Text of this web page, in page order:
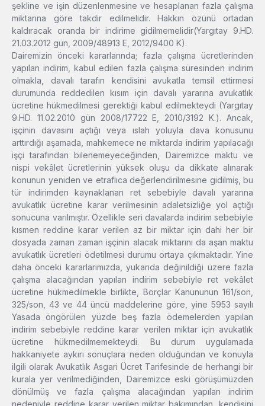
şekline ve işin düzenlenmesine ve hesaplanan fazla çalışma
miktarına göre takdir edilmelidir. Hakkın özünü ortadan
kaldıracak oranda bir indirime gidilmemelidir(Yargıtay 9.HD.
21.03.2012 gün, 2009/48913 E, 2012/9400 K).
Dairemizin önceki kararlarında; fazla çalışma ücretlerinden
yapılan indirim, kabul edilen fazla çalışma süresinden indirim
olmakla, davalı tarafın kendisini avukatla temsil ettirmesi
durumunda reddedilen kısım için davalı yararına avukatlık
ücretine hükmedilmesi gerektiği kabul edilmekteydi (Yargıtay
9.HD. 11.02.2010 gün 2008/17722 E, 2010/3192 K.). Ancak,
işçinin davasını açtığı veya ıslah yoluyla dava konusunu
arttırdığı aşamada, mahkemece ne miktarda indirim yapılacağı
işçi tarafından bilenemeyeceğinden, Dairemizce maktu ve
nispi vekâlet ücretlerinin yüksek oluşu da dikkate alınarak
konunun yeniden ve etraflıca değerlendirilmesine gidilmiş, bu
tür indirimden kaynaklanan ret sebebiyle davalı yararına
avukatlık ücretine karar verilmesinin adaletsizliğe yol açtığı
sonucuna varılmıştır. Özellikle seri davalarda indirim sebebiyle
kısmen reddine karar verilen az bir miktar için dahi her bir
dosyada zaman zaman işçinin alacak miktarını da aşan maktu
avukatlık ücretleri ödetilmesi durumu ortaya çıkmaktadır. Yine
daha önceki kararlarımızda, yukarıda değinildiği üzere fazla
çalışma alacağından yapılan indirim sebebiyle ret vekâlet
ücretine hükmedilmekle birlikte, Borçlar Kanununun 161/son,
325/son, 43 ve 44 üncü maddelerine göre, yine 5953 sayılı
Yasada öngörülen yüzde beş fazla ödemelerden yapılan
indirim sebebiyle reddine karar verilen miktar için avukatlık
ücretine hükmedilmemekteydi. Bu durum uygulamada
hakkaniyete aykırı sonuçlara neden olduğundan ve konuyla
ilgili olarak Avukatlık Asgari Ücret Tarifesinde de herhangi bir
kurala yer verilmediğinden, Dairemizce eski görüşümüzden
dönülmüş ve fazla çalışma alacağından yapılan indirim